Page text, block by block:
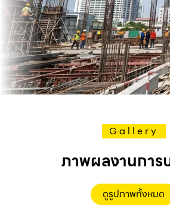
Gallery
ภาพผลงานการ
ดูรูปภาพทั้งหมด